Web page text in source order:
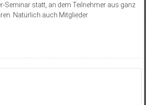
Seminar statt, an dem Teilnehmer aus ganz
Natürlich auch Mitglieder